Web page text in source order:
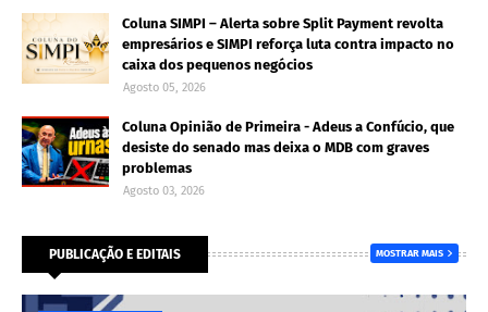
Coluna SIMPI – Alerta sobre Split Payment revolta
empresários e SIMPI reforça luta contra impacto no
caixa dos pequenos negócios
Agosto 05, 2026
Coluna Opinião de Primeira - Adeus a Confúcio, que
desiste do senado mas deixa o MDB com graves
problemas
Agosto 03, 2026
PUBLICAÇÃO E EDITAIS MOSTRAR MAIS